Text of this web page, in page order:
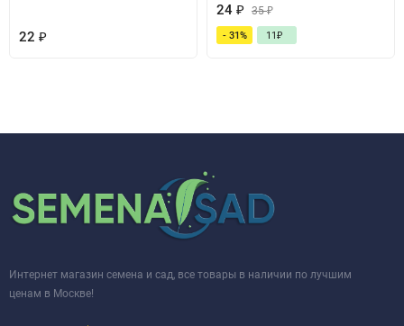
22 ₽
24 ₽ 35₽
- 31% 11₽
Интернет магазин семена и сад, все товары в наличии по лучшим
ценам в Москве!